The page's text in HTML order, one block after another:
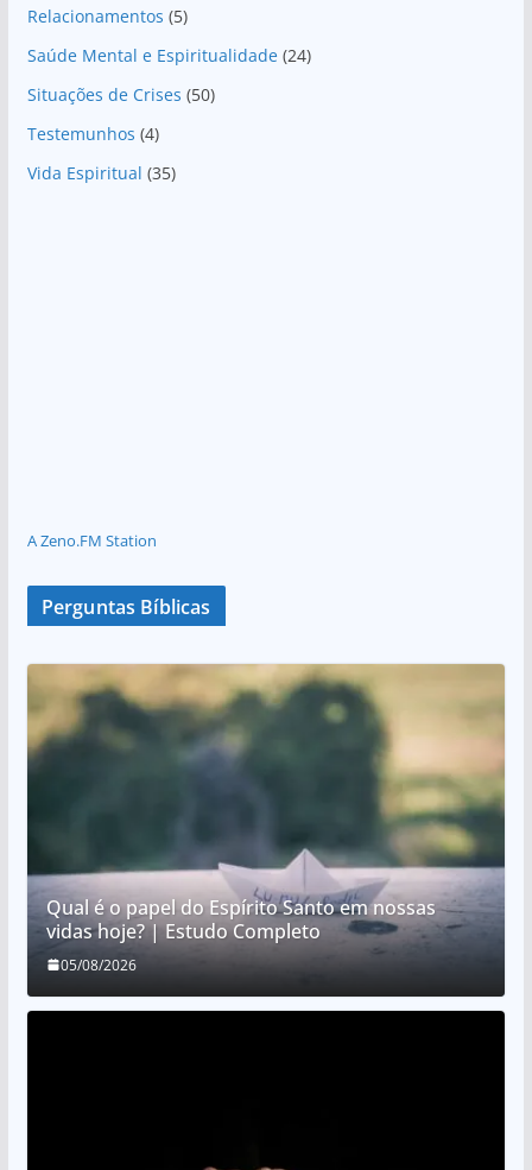
Relacionamentos (5)
Saúde Mental e Espiritualidade(24)
Situações de Crises (50)
Testemunhos (4)
Vida Espiritual (35)
A Zeno.FM Station
Perguntas Bíblicas
Qual é o papel do Espírito Santo em nossas
vidas hoje? | Estudo Completo
05/08/2026